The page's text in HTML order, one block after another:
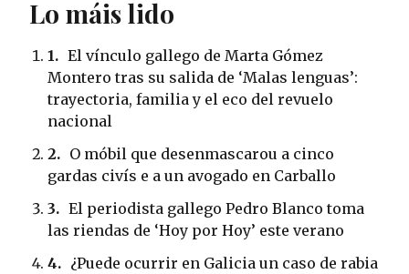
Lo máis lido
1. El vínculo gallego de Marta Gómez
Montero tras su salida de ‘Malas lenguas’:
trayectoria, familia y el eco del revuelo
nacional
2. O móbil que desenmascarou a cinco
gardas civís e a un avogado en Carballo
3. El periodista gallego Pedro Blanco toma
las riendas de ‘Hoy por Hoy’ este verano
4. ¿Puede ocurrir en Galicia un caso de rabia